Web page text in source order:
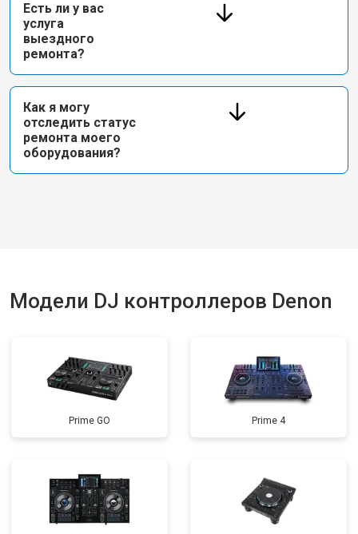
Есть ли у вас
услуга
выездного
ремонта?
Как я могу
отследить статус
ремонта моего
оборудования?
Модели DJ контроллеров Denon
Prime GO Prime 4